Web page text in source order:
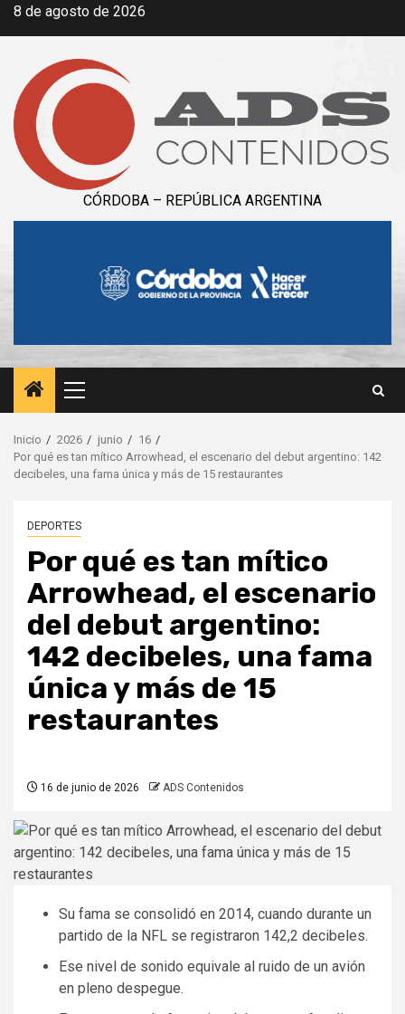
Saltar
8 de agosto de 2026
CÓRDOBA – REPÚBLICA ARGENTINA
Menú
principal
Inicio 2026 junio
16
Por qué es tan mítico Arrowhead, el escenario del debut argentino: 142
decibeles, una fama única y más de 15 restaurantes
DEPORTES
Por qué es tan mítico
Arrowhead, el escenario
del debut argentino:
142 decibeles, una fama
única y más de 15
restaurantes
16 de junio de 2026 ADS Contenidos
Su fama se consolidó en 2014, cuando durante un
partido de la NFL se registraron 142,2 decibeles.
Ese nivel de sonido equivale al ruido de un avión
en pleno despegue.